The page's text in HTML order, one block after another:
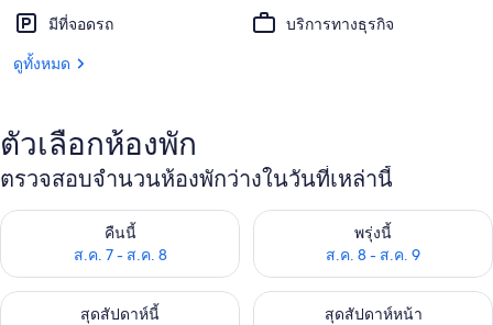
อร์
ซีย์
มีที่จอดรถ
บริการทางธุรกิจ
ดูทั้งหมด
ตัวเลือกห้องพัก
ตรวจสอบจำนวนห้องพักว่างในวันที่เหล่านี้
คืนนี้
ส.ค. 7 - ส.ค. 8
ตรวจสอบจำนวนห้องพักว่างในคืนนี้ ส.ค. 7 - ส.ค. 8พรุ่งนี้
ส.ค. 8 - ส.ค. 9
ตรวจสอบจำนวนห้องพักว่างใน
สุดสัปดาห์นี้
ตรวจสอบจำนวนห้องพักว่างในสุดสัปดาห์นี้ ส.ค. 7 - ส.ค. 9
สุดสัปดาห์หน้า
ตรวจสอบจำนวนห้องพักว่างใน